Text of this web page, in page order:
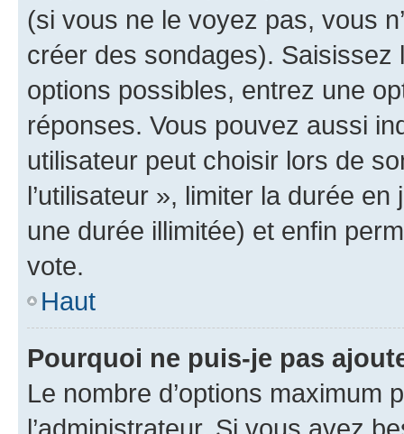
(si vous ne le voyez pas, vous
créer des sondages).
options possibles, entrez une
réponses. Vous pouvez aussi
utilisateur peut choisir lors de
l’utilisateur », limiter la durée
une durée illimitée) et enfin
vote.
Haut
Pourquoi ne puis-je pas
Le nombre d’options maximum
l’administrateur. Si vous avez